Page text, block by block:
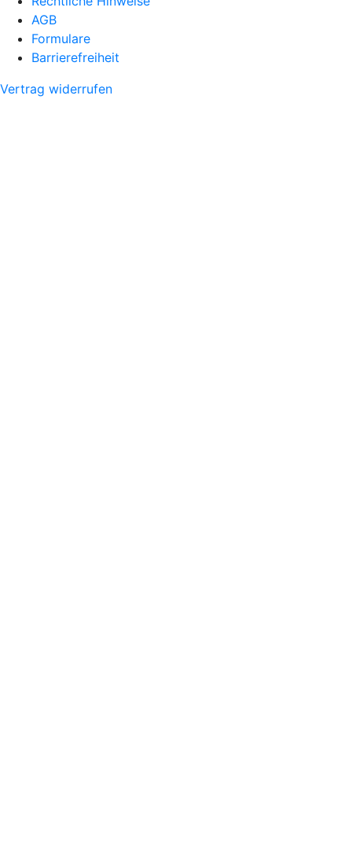
AGB
Formulare
Barrierefreiheit
Vertrag widerrufen